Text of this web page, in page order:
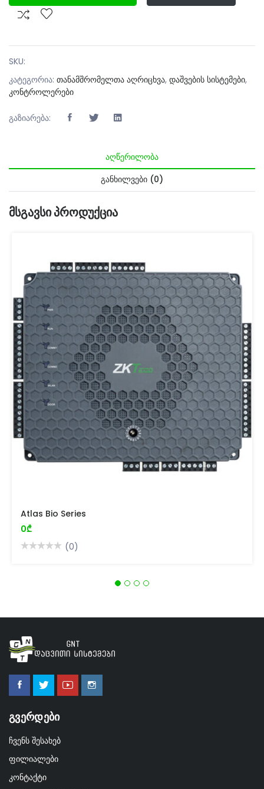
SKU:
კატეგორია: თანამშრომელთა აღრიცხვა, დაშვების სისტემები,
კონტროლერები
გაზიარება:
ᲐᲦᲬᲔᲠᲘᲚᲝᲑᲐ
ᲒᲐᲜᲮᲘᲚᲕᲔᲑᲘ (0)
Მსგავსი Პროდუქცია
Atlas Bio Series
0₾
(0)
Გვერდები
ჩვენს შესახებ
ფილიალები
კონტაქტი